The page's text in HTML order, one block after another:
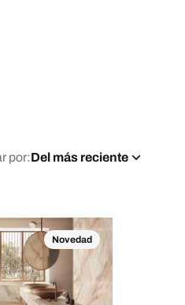
por:Del más reciente
Novedad